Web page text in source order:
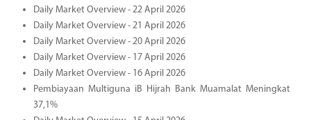
Daily Market Overview - 22 April 2026
Daily Market Overview - 21 April 2026
Daily Market Overview - 20 April 2026
Daily Market Overview - 17 April 2026
Daily Market Overview - 16 April 2026
Pembiayaan Multiguna iB Hijrah Bank Muamalat Meningkat
37,1%